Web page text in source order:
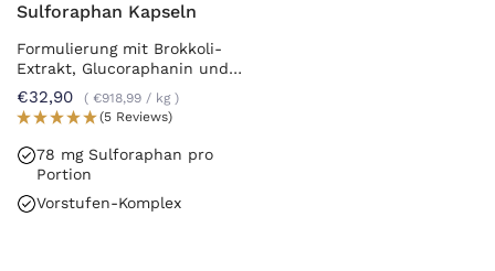
Sulforaphan Kapseln
Formulierung mit Brokkoli-
Extrakt, Glucoraphanin und
Myrosinase
€32,90 €918,99 / kg
(5 Reviews)
78 mg Sulforaphan pro
Portion
Vorstufen-Komplex